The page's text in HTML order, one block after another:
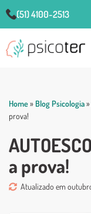
(51) 4100-2513
Home» Blog Psicologia»
prova!
a prova!
Atualizado em